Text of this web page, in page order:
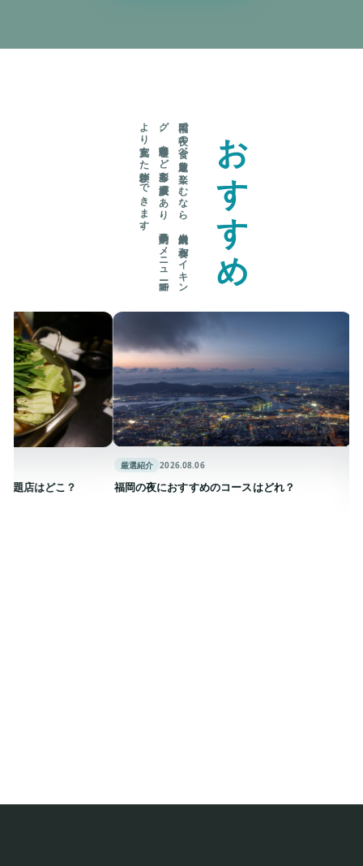
おすすめ
福岡で
夜の
食べ
放題を
楽し
む
な
ら
、
炭火焼肉や
和食バ
イ
キ
ン
グ
、
中華料理な
ど
多彩な
選択肢が
あ
り
、
事前予約や
メ
ニ
ュ
ー計画で
よ
り
充実し
た
体験が
で
き
ま
す
。
こ？
2026.08.06
福岡の夜におすすめのコースはどれ？